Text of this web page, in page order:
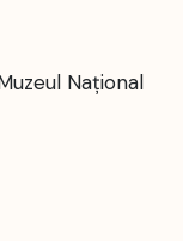
Național